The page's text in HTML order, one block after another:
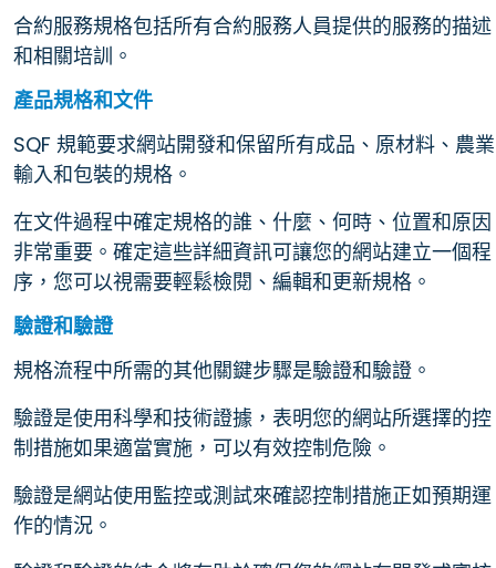
合約服務規格包括所有合約服務人員提供的服務的描述
和相關培訓。
產品規格和文件
SQF 規範要求網站開發和保留所有成品、原材料、農業
輸入和包裝的規格。
在文件過程中確定規格的誰、什麼、何時、位置和原因
非常重要。確定這些詳細資訊可讓您的網站建立一個程
序，您可以視需要輕鬆檢閱、編輯和更新規格。
驗證和驗證
規格流程中所需的其他關鍵步驟是驗證和驗證。
驗證是使用科學和技術證據，表明您的網站所選擇的控
制措施如果適當實施，可以有效控制危險。
驗證是網站使用監控或測試來確認控制措施正如預期運
作的情況。